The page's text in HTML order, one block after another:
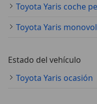
Estado del vehículo
Toyota Yaris ocasión